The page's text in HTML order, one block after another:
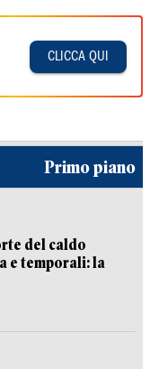
CLICCA QUI
Primo piano
del caldo
e temporali: la